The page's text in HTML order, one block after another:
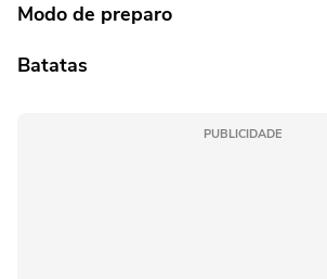
Modo de preparo
Batatas
PUBLICIDADE